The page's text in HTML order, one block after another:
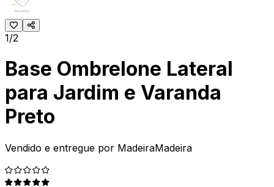
1/2
Base Ombrelone Lateral
para Jardim e Varanda
Preto
Vendido e entregue por MadeiraMadeira